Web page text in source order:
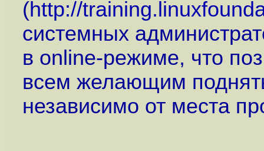
(http://
системных
в online-режиме, что
всем желающим
независимо от места